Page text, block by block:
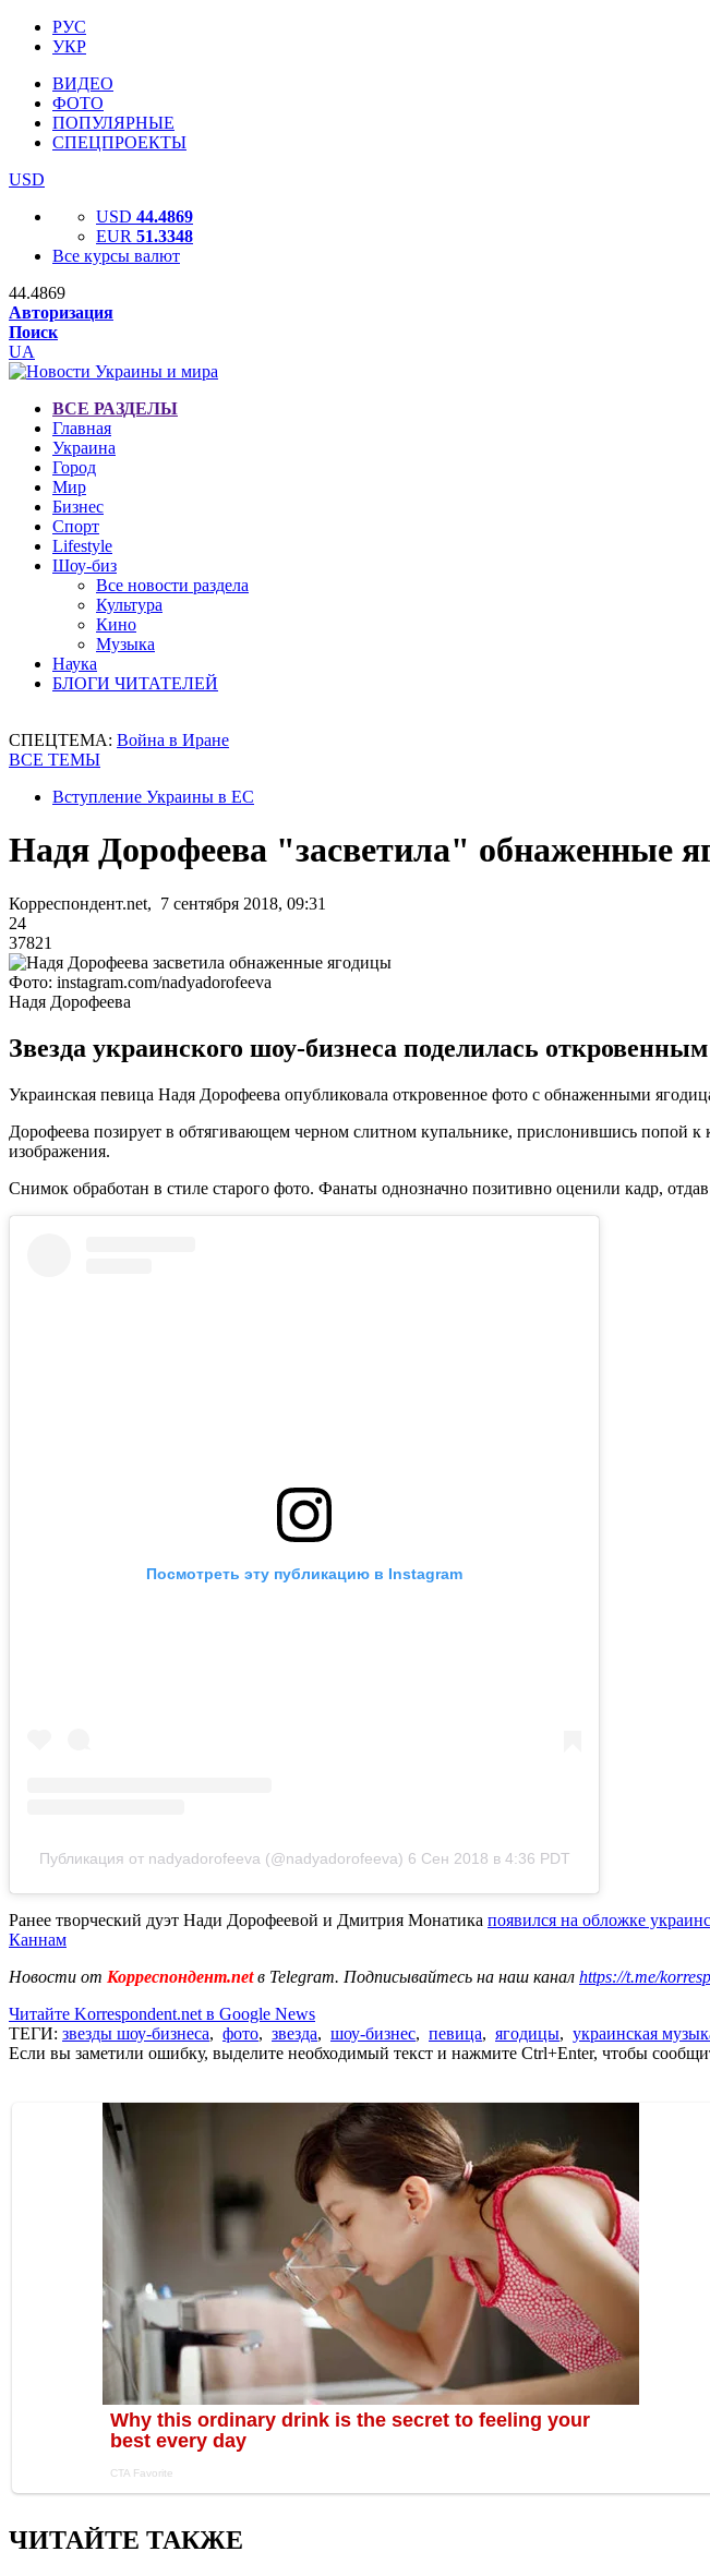
РУС
УКР
ВИДЕО
ФОТО
ПОПУЛЯРНЫЕ
СПЕЦПРОЕКТЫ
USD
USD 44.4869
EUR 51.3348
Все курсы валют
44.4869
Авторизация
Поиск
UA
ВСЕ РАЗДЕЛЫ
Главная
Украина
Город
Мир
Бизнес
Спорт
Lifestyle
Шоу-биз
Все новости раздела
Культура
Кино
Музыка
Наука
БЛОГИ ЧИТАТЕЛЕЙ
СПЕЦТЕМА: Война в Иране
ВСЕ ТЕМЫ
Вступление Украины в ЕС
Надя Дорофеева "засветила" обнаженные
Корреспондент.net, 7 сентября 2018, 09:31
24
37821
Фото: instagram.com/nadyadorofeeva
Надя Дорофеева
Звезда украинского шоу-бизнеса поделилась
Украинская певица Надя Дорофеева опубликовала откровенное фото с обнаженными
Дорофеева позирует в обтягивающем черном слитном купальнике, прислонившись попой
изображения.
Снимок обработан в стиле старого фото. Фанаты однозначно позитивно оценили кадр,
Посмотреть эту публикацию в Instagram
Публикация от nadyadorofeeva (@nadyadorofeeva) 6 Сен 2018 в 4:36 PDT
Ранее творческий дуэт Нади Дорофеевой и Дмитрия Монатика появился на обложке
Каннам
Новости от Корреспондент.netв Telegram. Подписывайтесь на наш канал https://t.me/
Читайте Korrespondent.net в Google News
ТЕГИ: звезды шоу-бизнеса, фото, звезда, шоу-бизнес, певица, ягодицы, украинская
Если вы заметили ошибку, выделите необходимый текст и нажмите Ctrl+Enter, чтобы
ЧИТАЙТЕ ТАКЖЕ